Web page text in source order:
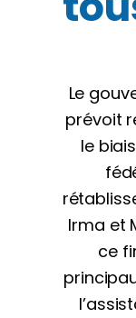
Le
prévoit
le
Irma et
ce